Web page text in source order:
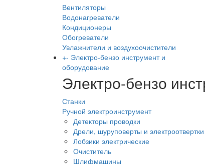
Вентиляторы
Водонагреватели
Кондиционеры
Обогреватели
Увлажнители и воздухоочистители
+- Электро-бензо инструмент и
оборудование
Электро-бензо
Станки
Ручной электроинструмент
Детекторы проводки
Дрели, шуруповерты и электроотвертки
Лобзики электрические
Очиститель
Шлифмашины